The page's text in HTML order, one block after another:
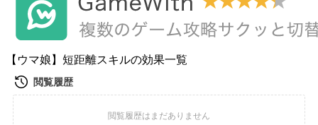
【ウマ娘】短距離スキルの効果一覧